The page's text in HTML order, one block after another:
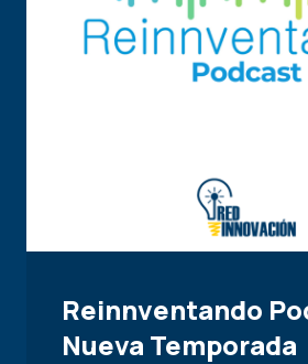
Reinnventando
Nueva Temporada